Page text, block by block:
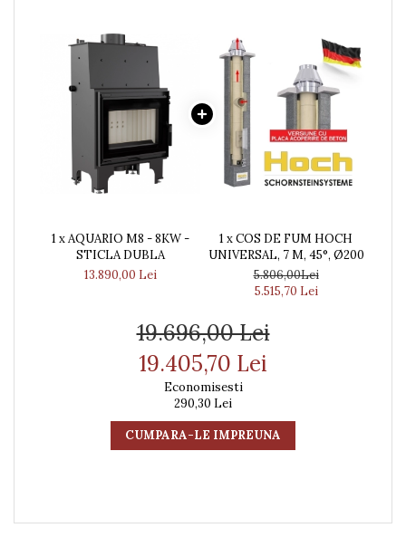
1 x AQUARIO M8 - 8KW -
STICLA DUBLA
13.890,00 Lei
1 x COS DE FUM HOCH
UNIVERSAL, 7 M, 45°, Ø200
5.806,00Lei
5.515,70 Lei
19.696,00 Lei
19.405,70 Lei
Economisesti
290,30 Lei
CUMPARA-LE IMPREUNA